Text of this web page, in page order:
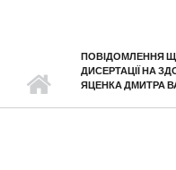
ПОВІДОМЛЕННЯ
ДИСЕРТАЦІЇ НА
ЯЦЕНКА ДМИТРА